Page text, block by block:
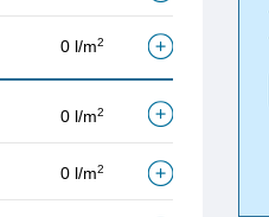
0 l/m2
0 l/m2
0 l/m2